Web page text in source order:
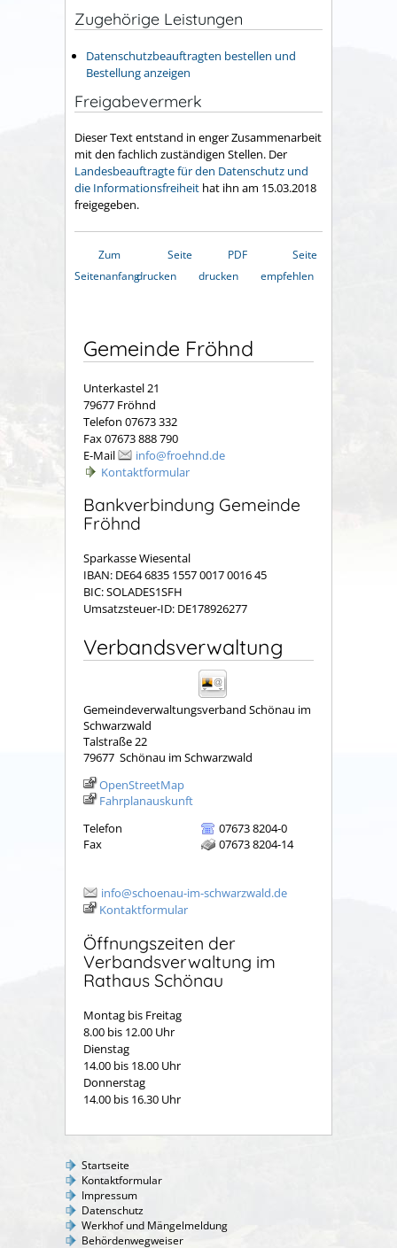
Zugehörige Leistungen
Datenschutzbeauftragten bestellen und
Bestellung anzeigen
Freigabevermerk
Dieser Text entstand in enger Zusammenarbeit
mit den fachlich zuständigen Stellen. Der
Landesbeauftragte für den Datenschutz und
die Informationsfreiheit hat ihn am 15.03.2018
freigegeben.
Zum
Seitenanfang
Seite
drucken
PDF
drucken
Seite
empfehlen
Gemeinde Fröhnd
Unterkastel 21
79677 Fröhnd
Telefon 07673 332
Fax 07673 888 790
E-Mail
info@froehnd.de
Kontaktformular
Bankverbindung Gemeinde
Fröhnd
Sparkasse Wiesental
IBAN: DE64 6835 1557 0017 0016 45
BIC: SOLADES1SFH
Umsatzsteuer-ID: DE178926277
Verbandsverwaltung
Gemeindeverwaltungsverband Schönau im
Schwarzwald
Talstraße 22
79677 Schönau im Schwarzwald
OpenStreetMap
Fahrplanauskunft
Telefon
07673 8204-0
Fax
07673 8204-14
info@schoenau-im-schwarzwald.de
Kontaktformular
Öffnungszeiten der
Verbandsverwaltung im
Rathaus Schönau
Montag bis Freitag
8.00 bis 12.00 Uhr
Dienstag
14.00 bis 18.00 Uhr
Donnerstag
14.00 bis 16.30 Uhr
Startseite
Kontaktformular
Impressum
Datenschutz
Werkhof und Mängelmeldung
Behördenwegweiser